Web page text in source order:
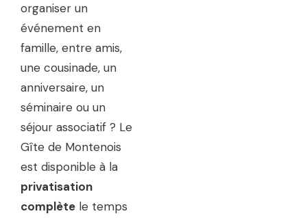
organiser un
événement en
famille, entre amis,
une cousinade, un
anniversaire, un
séminaire ou un
séjour associatif ? Le
Gîte de Montenois
est disponible à la
privatisation
complète le temps